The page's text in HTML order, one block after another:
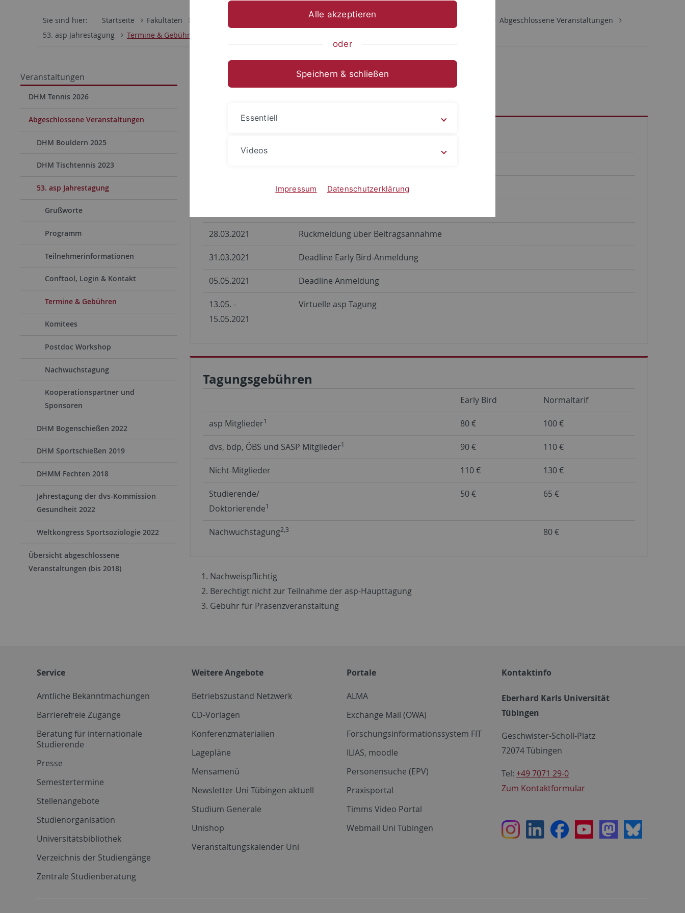
Sie sind hier: Startseite Fakultäten Wirtschafts- und Sozialwissenschaftliche Fakultät
Abgeschlossene Veranstaltungen
53. asp Jahrestagung
Termine & Gebühren
Veranstaltungen
DHM Tennis 2026
Abgeschlossene Veranstaltungen
DHM Bouldern 2025
DHM Tischtennis 2023
53. asp Jahrestagung
Grußworte
Programm
Teilnehmerinformationen
Conftool, Login & Kontakt
Termine & Gebühren
Komitees
Postdoc Workshop
Nachwuchstagung
Kooperationspartner und
Sponsoren
DHM Bogenschießen 2022
DHM Sportschießen 2019
DHMM Fechten 2018
Jahrestagung der dvs-Kommission
Gesundheit 2022
Weltkongress Sportsoziologie 2022
Übersicht abgeschlossene
Veranstaltungen (bis 2018)
Termine & Gebühren
Öffnung der Anmeldung und Beitragseinreichung
28.03.2021 Rückmeldung über Beitragsannahme
31.03.2021 Deadline Early Bird-Anmeldung
05.05.2021 Deadline Anmeldung
13.05. -
15.05.2021
Virtuelle asp Tagung
Tagungsgebühren
Early Bird Normaltarif
asp Mitglieder1 80 € 100 €
dvs, bdp, ÖBS und SASP Mitglieder1 90 € 110 €
Nicht-Mitglieder 110 € 130 €
Studierende/
Doktorierende1
50 € 65 €
Nachwuchstagung2,3 80 €
Nachweispflichtig
Berechtigt nicht zur Teilnahme der asp-Haupttagung
Gebühr für Präsenzveranstaltung
Service
Amtliche Bekanntmachungen
Barrierefreie Zugänge
Beratung für internationale
Studierende
Presse
Semestertermine
Stellenangebote
Studienorganisation
Universitätsbibliothek
Verzeichnis der Studiengänge
Zentrale Studienberatung
Weitere Angebote
Betriebszustand Netzwerk
CD-Vorlagen
Konferenzmaterialien
Lagepläne
Mensamenü
Newsletter Uni Tübingen aktuell
Studium Generale
Unishop
Veranstaltungskalender Uni
Portale
ALMA
Exchange Mail (OWA)
Forschungsinformationssystem FIT
ILIAS, moodle
Personensuche (EPV)
Praxisportal
Timms Video Portal
Webmail Uni Tübingen
Kontaktinfo
Eberhard Karls Universität
Tübingen
Geschwister-Scholl-Platz
72074 Tübingen
Tel: +49 7071 29-0
Zum Kontaktformular
InstagramLinkedInFacebookYoutubeMastodon
Bluesky
Alle akzeptieren
oder
Speichern & schließen
Essentiell
Videos
Impressum Datenschutzerklärung